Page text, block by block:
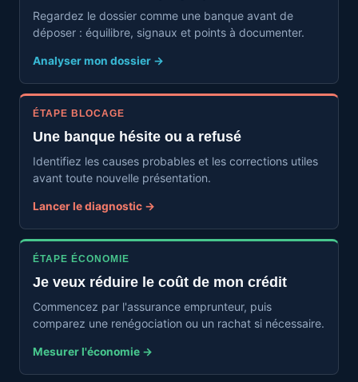
Regardez le dossier comme une banque avant de
déposer : équilibre, signaux et points à documenter.
Analyser mon dossier →
ÉTAPE BLOCAGE
Une banque hésite ou a refusé
Identifiez les causes probables et les corrections utiles
avant toute nouvelle présentation.
Lancer le diagnostic →
ÉTAPE ÉCONOMIE
Je veux réduire le coût de mon crédit
Commencez par l'assurance emprunteur, puis
comparez une renégociation ou un rachat si nécessaire.
Mesurer l'économie →